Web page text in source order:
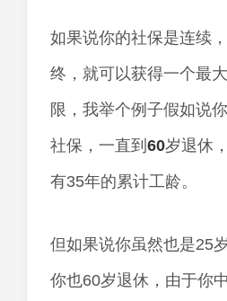
如果说你的社保是连续
终，就可以获得一个最
限，我举个例子假如说
社保，一直到 60岁退休
有35年的累计工龄。
但如果说你虽然也是25
你也60岁退休，由于你